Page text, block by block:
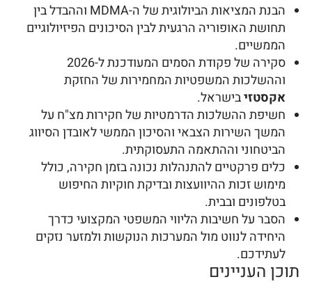
הבנת המציאות הביולוגית של ה-MDMA וההבדל בין
תחושת האופוריה הרגעית לבין הסיכונים הפיזיולוגיים
הממשיים.
סקירה של פקודת הסמים המעודכנת ל-2026
וההשלכות המשפטיות המחמירות של החזקת
אקסטזיבישראל.
חשיפת ההשלכות הדרמטיות של חקירות מצ"ח על
המשך השירות הצבאי והסיכון הממשי לאובדן הסיווג
הביטחוני וההתאמה התעסוקתית.
כלים פרקטיים להתנהלות נכונה בזמן חקירה, כולל
מימוש זכות ההיוועצות ובדיקת חוקיות החיפוש
בטלפונים ובבית.
הסבר על חשיבות הליווי המשפטי המקצועי כדרך
היחידה לנווט מול המערכות הנוקשות ולמזער נזקים
לעתידכם.
תוכן העניינים